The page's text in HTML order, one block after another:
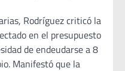
Rodríguez criticó la
en el presupuesto
de endeudarse a 8
Manifestó que la